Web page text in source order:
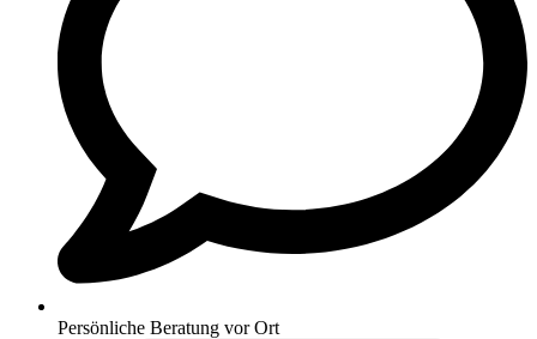
Persönliche Beratung vor Ort